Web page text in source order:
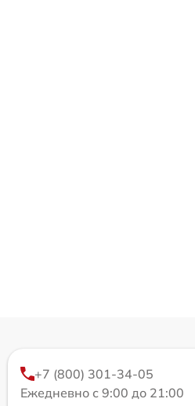
+7 (800) 301-34-05
Ежедневно с 9:00 до 21:00